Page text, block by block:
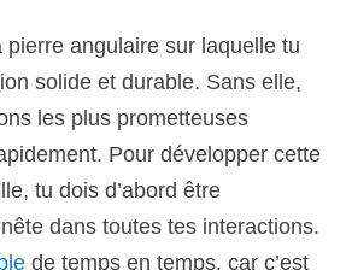
pierre angulaire sur laquelle tu
solide et durable. Sans elle,
les plus prometteuses
Pour développer cette
tu dois d’abord être
dans toutes tes interactions.
de temps en temps, car c’est